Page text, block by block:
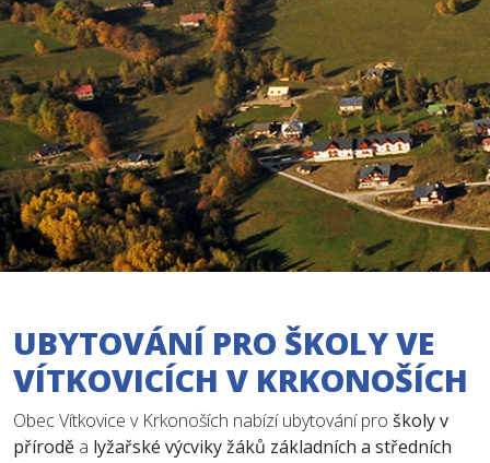
UBYTOVÁNÍ PRO ŠKOLY VE
VÍTKOVICÍCH V KRKONOŠÍCH
Obec Vítkovice v Krkonoších nabízí ubytování pro školy v
přírodě a lyžařské výcviky žáků základních a středních